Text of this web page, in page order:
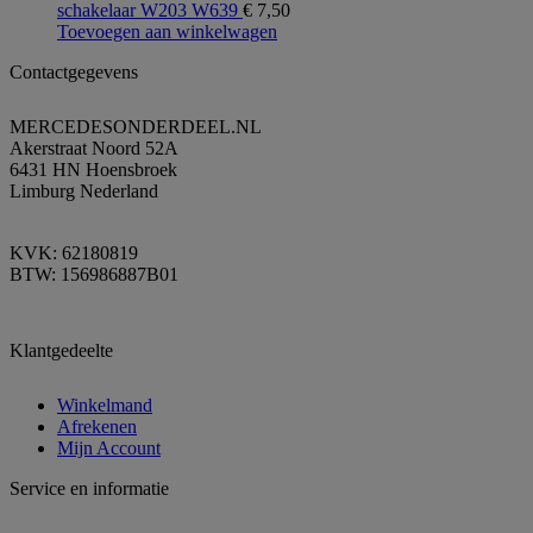
schakelaar W203 W639 € 7,50
Toevoegen aan winkelwagen
Contactgegevens
MERCEDESONDERDEEL.NL
Akerstraat Noord 52A
6431 HN Hoensbroek
Limburg Nederland
KVK: 62180819
BTW: 156986887B01
Klantgedeelte
Winkelmand
Afrekenen
Mijn Account
Service en informatie